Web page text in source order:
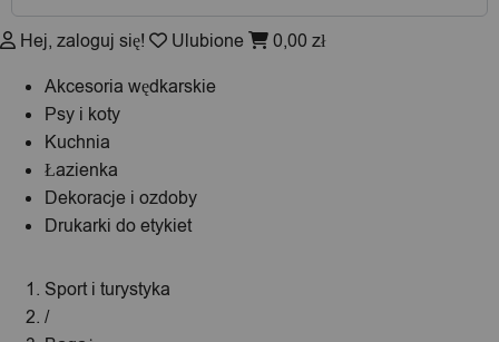
Hej, zaloguj się! Ulubione 0,00 zł
Akcesoria wędkarskie
Psy i koty
Kuchnia
Łazienka
Dekoracje i ozdoby
Drukarki do etykiet
Sport i turystyka
/